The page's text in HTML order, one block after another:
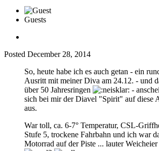
Guests
Posted December 28, 2014
So, heute habe ich es auch getan - ein
Ausritt mit meiner Diva am 24.12. - und
über 50 Jahresringen
-
sich bei mir der Diavel "Spirit" auf diese
aus.
War toll, ca. 6-7° Temperatur, CSL-
Stufe 5, trockene Fahrbahn und ich war
Motorrad auf der Piste ... lauter Weicheier